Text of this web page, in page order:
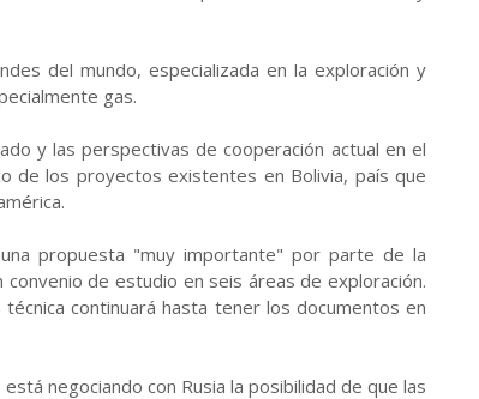
del mundo, especializada en la exploración y
gas.
y las perspectivas de cooperación actual en el
de los proyectos existentes en Bolivia, país que
propuesta "muy importante" por parte de la
de estudio en seis áreas de exploración.
continuará hasta tener los documentos en
negociando con Rusia la posibilidad de que las